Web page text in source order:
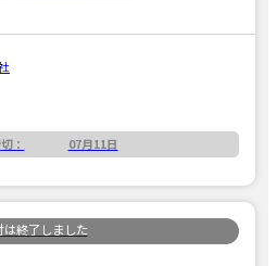
： 07月11日